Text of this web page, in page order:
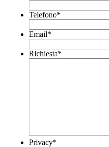
Telefono*
Email*
Richiesta*
Privacy*